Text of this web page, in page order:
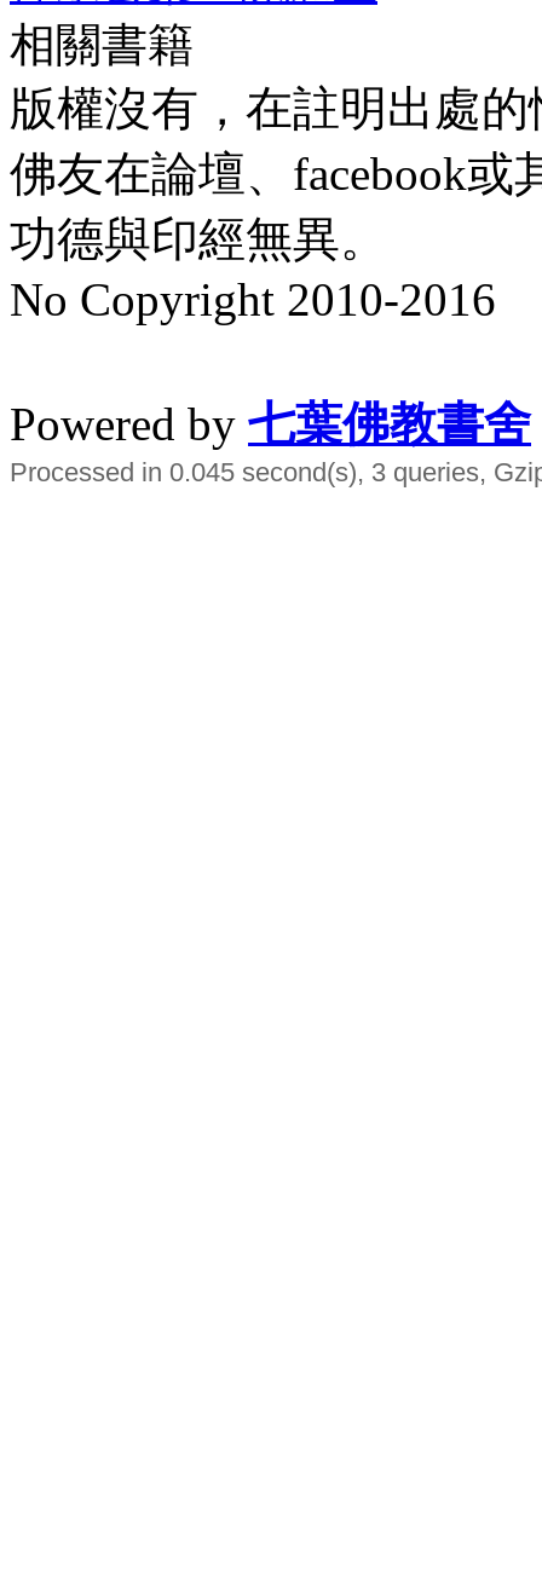
相關書籍
版權沒有，在註明出處
佛友在論壇、facebook
功德與印經無異。
No Copyright 2010-2016
Powered by 七葉佛教書舍
Processed in 0.045 second(s), 3 queries,